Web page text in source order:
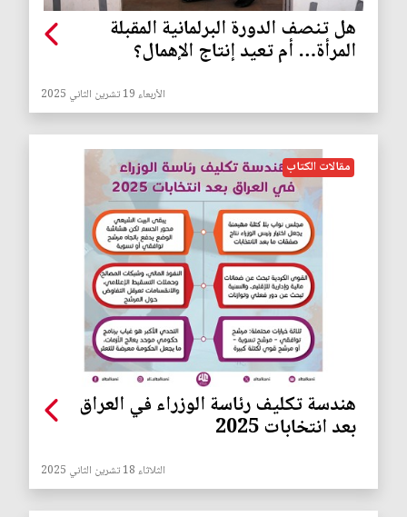
هل تنصف الدورة البرلمانية المقبلة
المرأة… أم تعيد إنتاج الإهمال؟
الأربعاء 19 تشرين الثاني 2025
مقالات الكتاب
هندسة تكليف رئاسة الوزراء في العراق
بعد انتخابات 2025
الثلاثاء 18 تشرين الثاني 2025